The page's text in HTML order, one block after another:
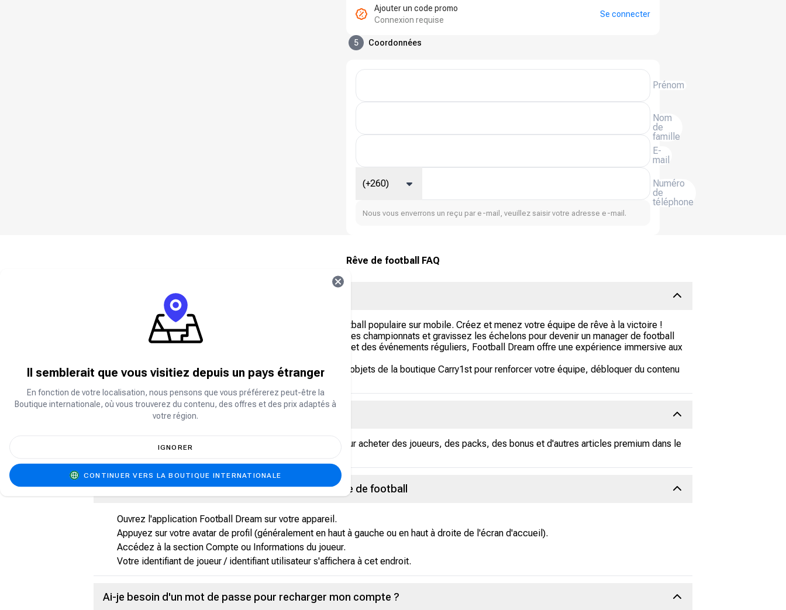
Ajouter un code promo
Connexion requise
Se connecter
5 Coordonnées
Prénom
Nom
de
famille
E-
mail
Numéro
de
téléphone
(+260)
Nous vous enverrons un reçu par e-mail, veuillez saisir votre adresse e-mail.
Rêve de football FAQ
À propos du rêve de football
Football Dream est un jeu de simulation et de gestion de football populaire sur mobile. Créez et menez votre équipe de rêve à la victoire !
Recrutez des joueurs, élaborez des tactiques, participez à des championnats et gravissez les échelons pour devenir un manager de football
de renom. Avec un gameplay réaliste, une stratégie poussée et des événements réguliers, Football Dream offre une expérience immersive aux
Rechargez votre compte avec de la monnaie virtuelle et des objets de la boutique Carry1st pour renforcer votre équipe, débloquer du contenu
premium et accélérer votre progression.
Que sont les points de rêve de football ?
Les points Football Dream sont la monnaie du jeu utilisée pour acheter des joueurs, des packs, des bonus et d'autres articles premium dans le
Comment trouver votre identifiant de joueur de rêve de football
Ouvrez l'application Football Dream sur votre appareil.
Appuyez sur votre avatar de profil (généralement en haut à gauche ou en haut à droite de l'écran d'accueil).
Accédez à la section Compte ou Informations du joueur.
Votre identifiant de joueur / identifiant utilisateur s'affichera à cet endroit.
Ai-je besoin d'un mot de passe pour recharger mon compte ?
Il semblerait que vous visitiez depuis un pays étranger
En fonction de votre localisation, nous pensons que vous préférerez peut-être la
Boutique internationale, où vous trouverez du contenu, des offres et des prix adaptés à
votre région.
IGNORER
CONTINUER VERS LA BOUTIQUE INTERNATIONALE